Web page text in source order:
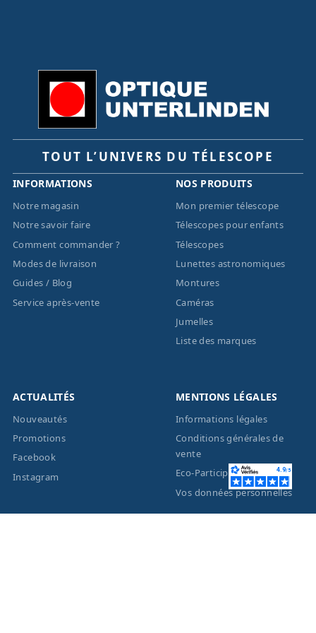
TOUT L’UNIVERS DU TÉLESCOPE
INFORMATIONS
Notre magasin
Notre savoir faire
Comment commander ?
Modes de livraison
Guides / Blog
Service après-vente
NOS PRODUITS
Mon premier télescope
Télescopes pour enfants
Télescopes
Lunettes astronomiques
Montures
Caméras
Jumelles
Liste des marques
ACTUALITÉS
Nouveautés
Promotions
Facebook
Instagram
MENTIONS LÉGALES
Informations légales
Conditions générales de
vente
Eco-Participation
Vos données personnelles